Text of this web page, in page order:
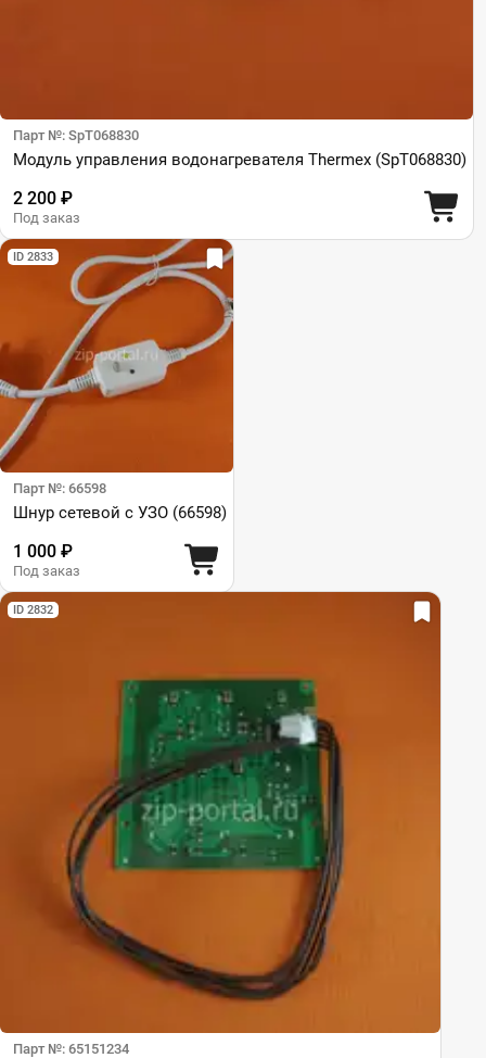
Парт №: SpT068830
Модуль управления водонагревателя Thermex (SpT068830)
2 200 ₽
Под заказ
ID 2833
Парт №: 66598
Шнур сетевой с УЗО (66598)
1 000 ₽
Под заказ
ID 2832
Парт №: 65151234